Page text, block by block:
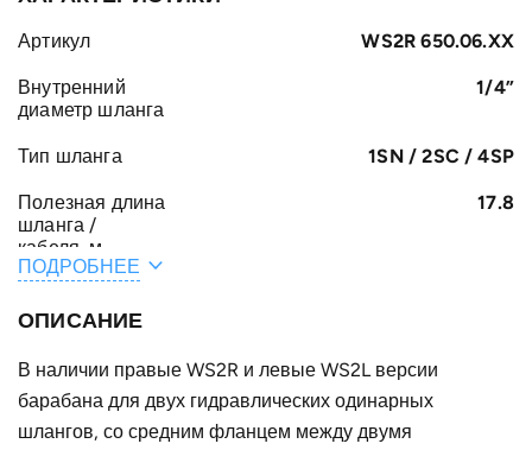
Артикул WS2R 650.06.XX
Внутренний
диаметр шланга
1/4”
Тип шланга 1SN / 2SC / 4SP
Полезная длина
шланга /
кабеля, м
17.8
шланга /
F, мм
ПОДРОБНЕЕ
ОПИСАНИЕ
В наличии правые WS2R и левые WS2L версии
барабана для двух гидравлических одинарных
шлангов, со средним фланцем между двумя